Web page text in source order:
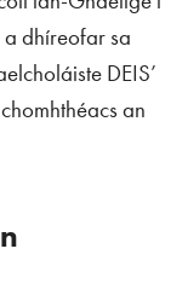
dhíreofar sa
DEIS’
an